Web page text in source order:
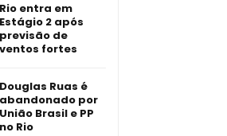
Rio entra em
Estágio 2 após
previsão de
ventos fortes
Douglas Ruas é
abandonado por
União Brasil e PP
no Rio